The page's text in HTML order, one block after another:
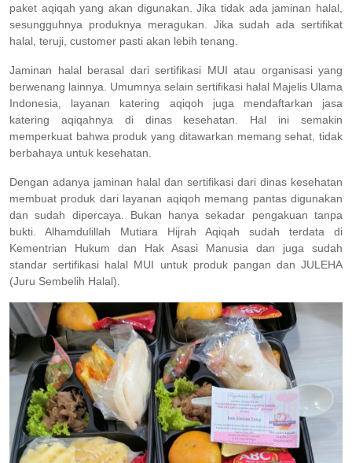
paket aqiqah yang akan digunakan. Jika tidak ada jaminan halal,
sesungguhnya produknya meragukan. Jika sudah ada sertifikat
halal, teruji, customer pasti akan lebih tenang.
Jaminan halal berasal dari sertifikasi MUI atau organisasi yang
berwenang lainnya. Umumnya selain sertifikasi halal Majelis Ulama
Indonesia, layanan katering aqiqoh juga mendaftarkan jasa
katering aqiqahnya di dinas kesehatan. Hal ini semakin
memperkuat bahwa produk yang ditawarkan memang sehat, tidak
berbahaya untuk kesehatan.
Dengan adanya jaminan halal dan sertifikasi dari dinas kesehatan
membuat produk dari layanan aqiqoh memang pantas digunakan
dan sudah dipercaya. Bukan hanya sekadar pengakuan tanpa
bukti. Alhamdulillah Mutiara Hijrah Aqiqah sudah terdata di
Kementrian Hukum dan Hak Asasi Manusia dan juga sudah
standar sertifikasi halal MUI untuk produk pangan dan JULEHA
(Juru Sembelih Halal).